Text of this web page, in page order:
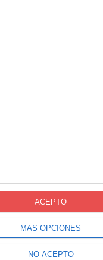
MÁS OPCIONES
NO ACEPTO
ACEPTO
NOVOPRINT
a (Packaging)
NOVOPRINT
èxit l’auditoria del